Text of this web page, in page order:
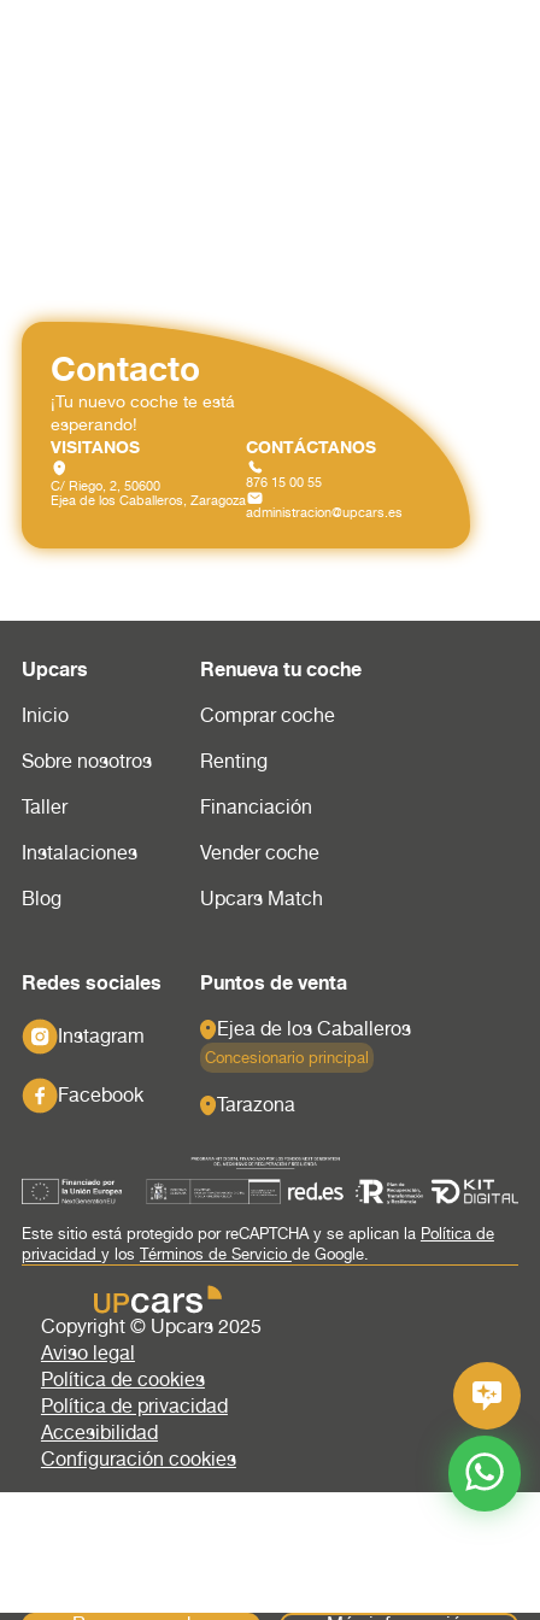
Contacto
¡Tu nuevo coche te está
esperando!
VISITANOS
C/ Riego, 2, 50600
Ejea de los Caballeros, Zaragoza
CONTÁCTANOS
876 15 00 55
administracion@upcars.es
Upcars
Inicio
Sobre nosotros
Taller
Instalaciones
Blog
Renueva tu coche
Comprar coche
Renting
Financiación
Vender coche
Upcars Match
Redes sociales
Instagram
Facebook
Puntos de venta
Ejea de los Caballeros
Concesionario principal
Tarazona
Este sitio está protegido por reCAPTCHA y se aplican la Política de
privacidad y los Términos de Servicio de Google.
Copyright © Upcars 2025
Aviso legal
Política de cookies
Política de privacidad
Accesibilidad
Configuración cookies